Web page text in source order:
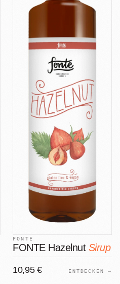
FONTE
FONTE Hazelnut Sirup
10,95 € ENTDECKEN →